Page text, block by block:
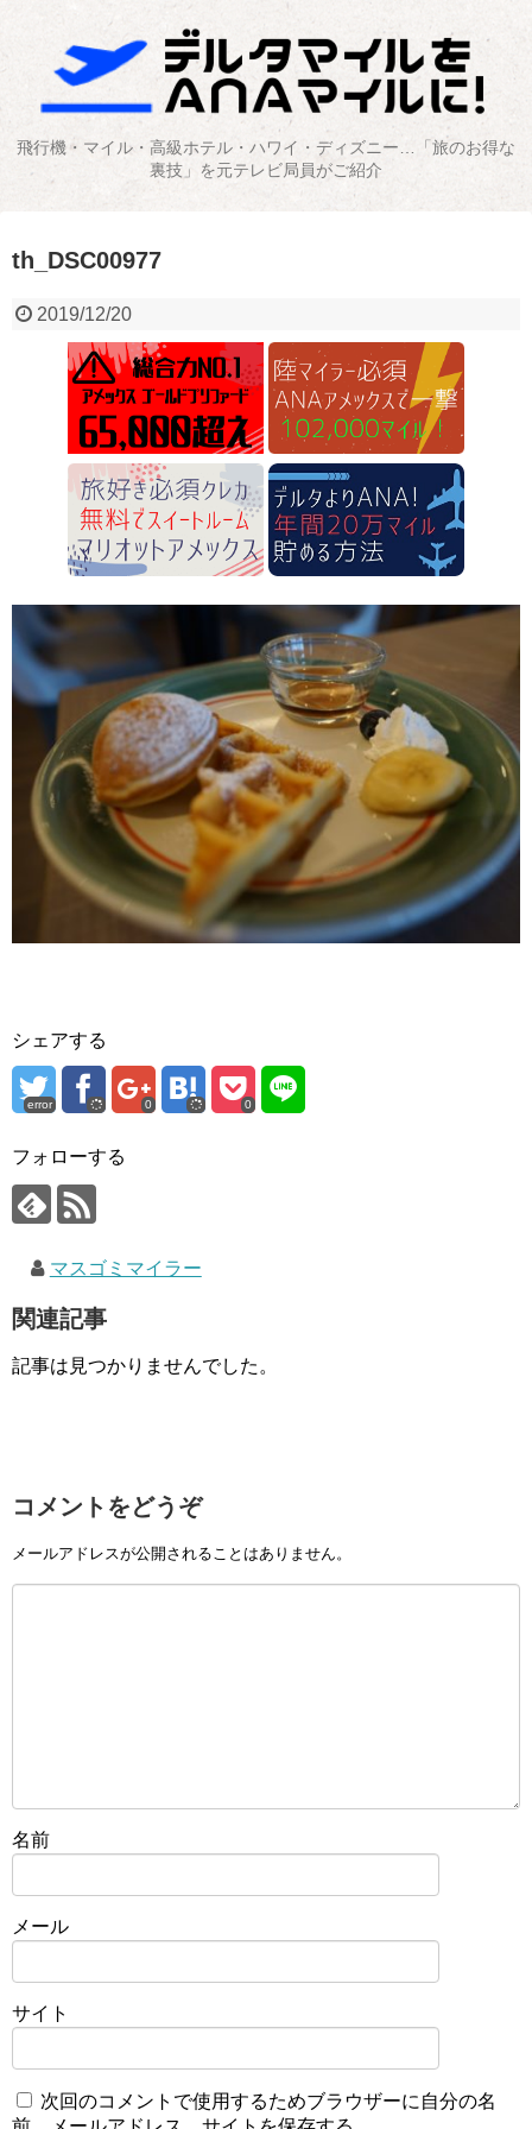
飛行機・マイル・高級ホテル・ハワイ・ディズニー…「旅のお得な
裏技」を元テレビ局員がご紹介
th_DSC00977
2019/12/20
シェアする
error 0 0
フォローする
マスゴミマイラー
関連記事
記事は見つかりませんでした。
コメントをどうぞ
メールアドレスが公開されることはありません。
名前
メール
サイト
次回のコメントで使用するためブラウザーに自分の名